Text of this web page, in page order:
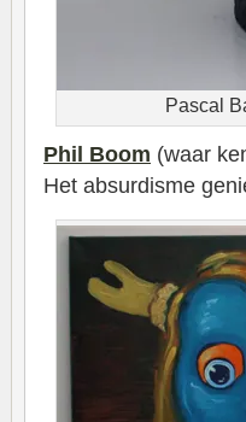
Pascal
Phil Boom (waar
Het absurdisme